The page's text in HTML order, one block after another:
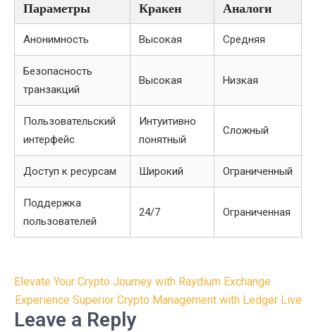
Параметры Кракен Аналоги
Анонимность Высокая Средняя
Безопасность
транзакций
Высокая Низкая
Пользовательский
интерфейс
Интуитивно
понятный
Сложный
Доступ к ресурсам Широкий Ограниченный
Поддержка
пользователей
24/7 Ограниченная
Post
navigation
Elevate Your Crypto Journey with Raydium Exchange
Experience Superior Crypto Management with Ledger Live
Leave a Reply